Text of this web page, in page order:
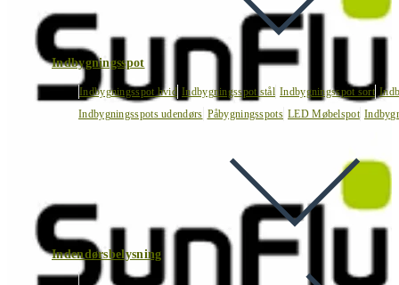
Indbygningsspot
Indbygningsspot hvid Indbygningsspot stål Indbygningsspot sort
Indbygningsspots udendørs Påbygningsspots LED Møbelspot
Indendørsbelysning